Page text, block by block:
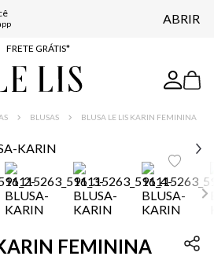
ABRIR
EXPRESSA*
FRETE GRÁTIS*
BAIXE O APP
BLUSAS BLUSA LE LIS KARIN FEMININA
FEMININA